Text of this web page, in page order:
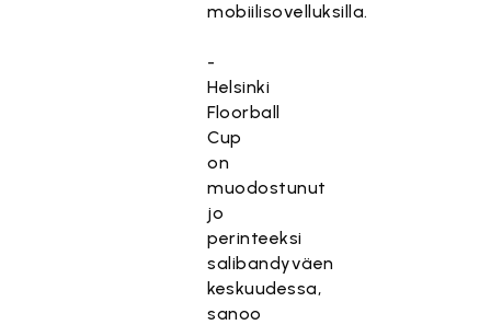
mobiilisovelluksilla.
-
Helsinki
Floorball
Cup
on
muodostunut
jo
perinteeksi
salibandyväen
keskuudessa,
sanoo